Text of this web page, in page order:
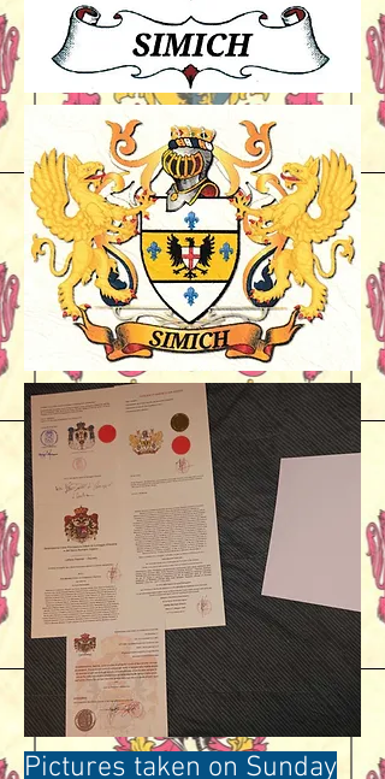
Pictures taken on Sunday